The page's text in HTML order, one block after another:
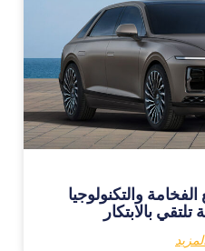
مع الفخامة والتكنولوجيا
بالابتكار